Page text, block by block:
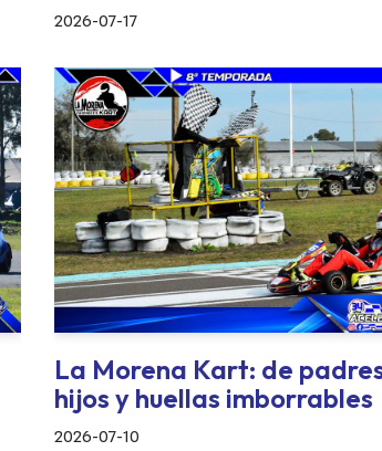
2026-07-17
La Morena Kart: de
hijos y huellas imborrables
2026-07-10